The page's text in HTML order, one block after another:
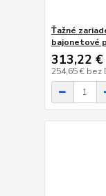
Ťažné
bajonetové
313,22 €
254,65 € bez